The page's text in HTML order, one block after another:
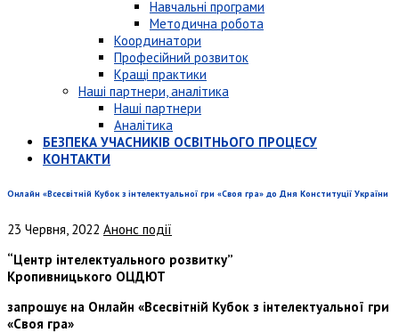
Навчальні програми
Методична робота
Координатори
Професійний розвиток
Кращі практики
Наші партнери, аналітика
Наші партнери
Аналітика
БЕЗПЕКА УЧАСНИКІВ ОСВІТНЬОГО ПРОЦЕСУ
КОНТАКТИ
Онлайн «Всесвітній Кубок з інтелектуальної гри «Своя гра» до Дня Конституції України
23 Червня, 2022 Анонс події
“Центр інтелектуального розвитку”
Кропивницького ОЦДЮТ
запрошує на Онлайн «Всесвітній Кубок з інтелектуальної гри
«Своя гра»